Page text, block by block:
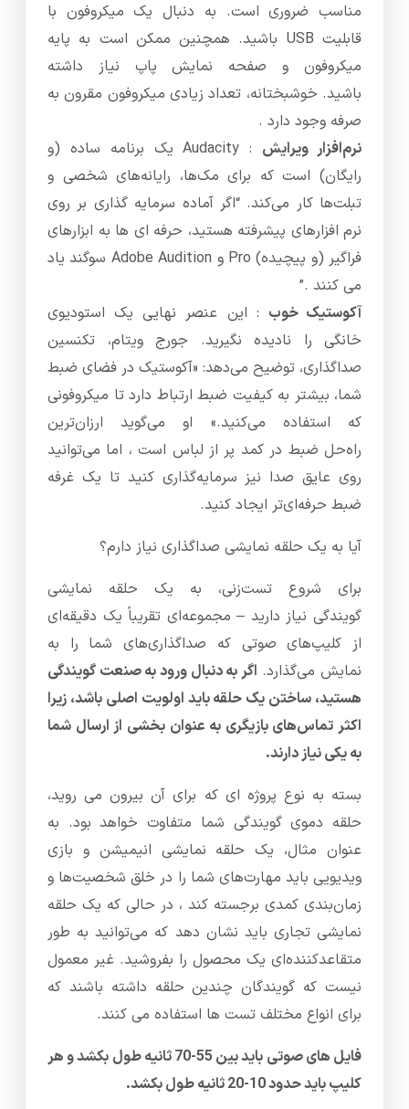
مناسب ضروری است. به دنبال یک میکروفون با
قابلیت USB باشید. همچنین ممکن است به پایه
میکروفون و صفحه نمایش پاپ نیاز داشته
باشید. خوشبختانه، تعداد زیادی میکروفون مقرون به
صرفه وجود دارد .
نرم‌افزار ویرایش
: Audacity یک برنامه ساده (و
رایگان) است که برای مک‌ها، رایانه‌های شخصی و
تبلت‌ها کار می‌کند. “اگر آماده سرمایه گذاری بر روی
نرم افزارهای پیشرفته هستید، حرفه ای ها به ابزارهای
فراگیر (و پیچیده) Pro و Adobe Audition سوگند یاد
می کنند .”
آکوستیک خوب : این عنصر نهایی یک استودیوی
خانگی را نادیده نگیرید. جورج ویتام، تکنسین
صداگذاری، توضیح می‌دهد: «آکوستیک در فضای ضبط
شما، بیشتر به کیفیت ضبط ارتباط دارد تا میکروفونی
که استفاده می‌کنید.» او می‌گوید ارزان‌ترین
راه‌حل ضبط در کمد پر از لباس است ، اما می‌توانید
روی عایق صدا نیز سرمایه‌گذاری کنید تا یک غرفه
ضبط حرفه‌ای‌تر ایجاد کنید.
آیا به یک حلقه نمایشی صداگذاری نیاز دارم؟
برای شروع تست‌زنی، به یک حلقه نمایشی
گویندگی نیاز دارید – مجموعه‌ای تقریباً یک دقیقه‌ای
از کلیپ‌های صوتی که صداگذاری‌های شما را به
نمایش می‌گذارد. اگر به دنبال ورود به صنعت گویندگی
هستید، ساختن یک حلقه باید اولویت اصلی باشد، زیرا
اکثر تماس‌های بازیگری به عنوان بخشی از ارسال شما
به یکی نیاز دارند.
بسته به نوع پروژه ای که برای آن بیرون می روید،
حلقه دموی گویندگی شما متفاوت خواهد بود. به
عنوان مثال، یک حلقه نمایشی انیمیشن و بازی
ویدیویی باید مهارت‌های شما را در خلق شخصیت‌ها و
زمان‌بندی کمدی برجسته کند ، در حالی که یک حلقه
نمایشی تجاری باید نشان دهد که می‌توانید به طور
متقاعدکننده‌ای یک محصول را بفروشید. غیر معمول
نیست که گویندگان چندین حلقه داشته باشند که
برای انواع مختلف تست ها استفاده می کنند.
فایل های صوتی باید بین 55-70 ثانیه طول بکشد و هر
کلیپ باید حدود 10-20 ثانیه طول بکشد.